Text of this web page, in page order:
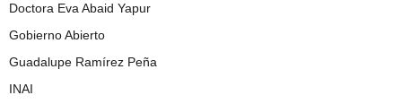
Doctora Eva Abaid Yapur
Gobierno Abierto
Guadalupe Ramírez Peña
INAI